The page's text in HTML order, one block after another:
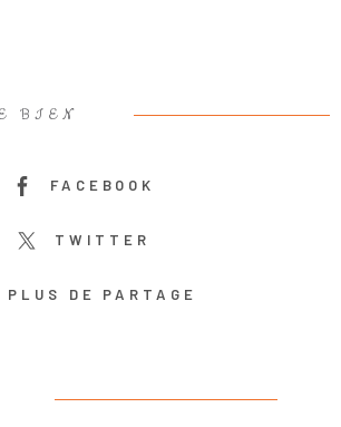
BIEN
FACEBOOK
TWITTER
PLUS DE PARTAGE